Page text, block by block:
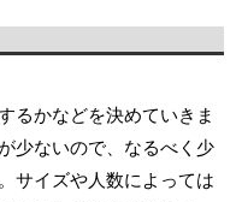
るかなどを決めていきま
少ないので、なるべく少
サイズや人数によっては